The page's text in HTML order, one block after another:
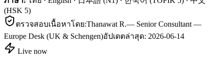
(HSK 5)
ตรวจสอบเนื้อหาโดย:Thanawat R.— Senior Consultant —
Europe Desk (UK & Schengen)อัปเดตล่าสุด: 2026-06-14
Live now